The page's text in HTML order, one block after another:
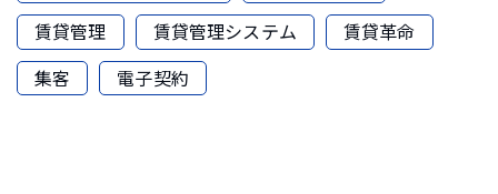
賃貸管理
賃貸管理システム
賃貸革命
集客
電子契約